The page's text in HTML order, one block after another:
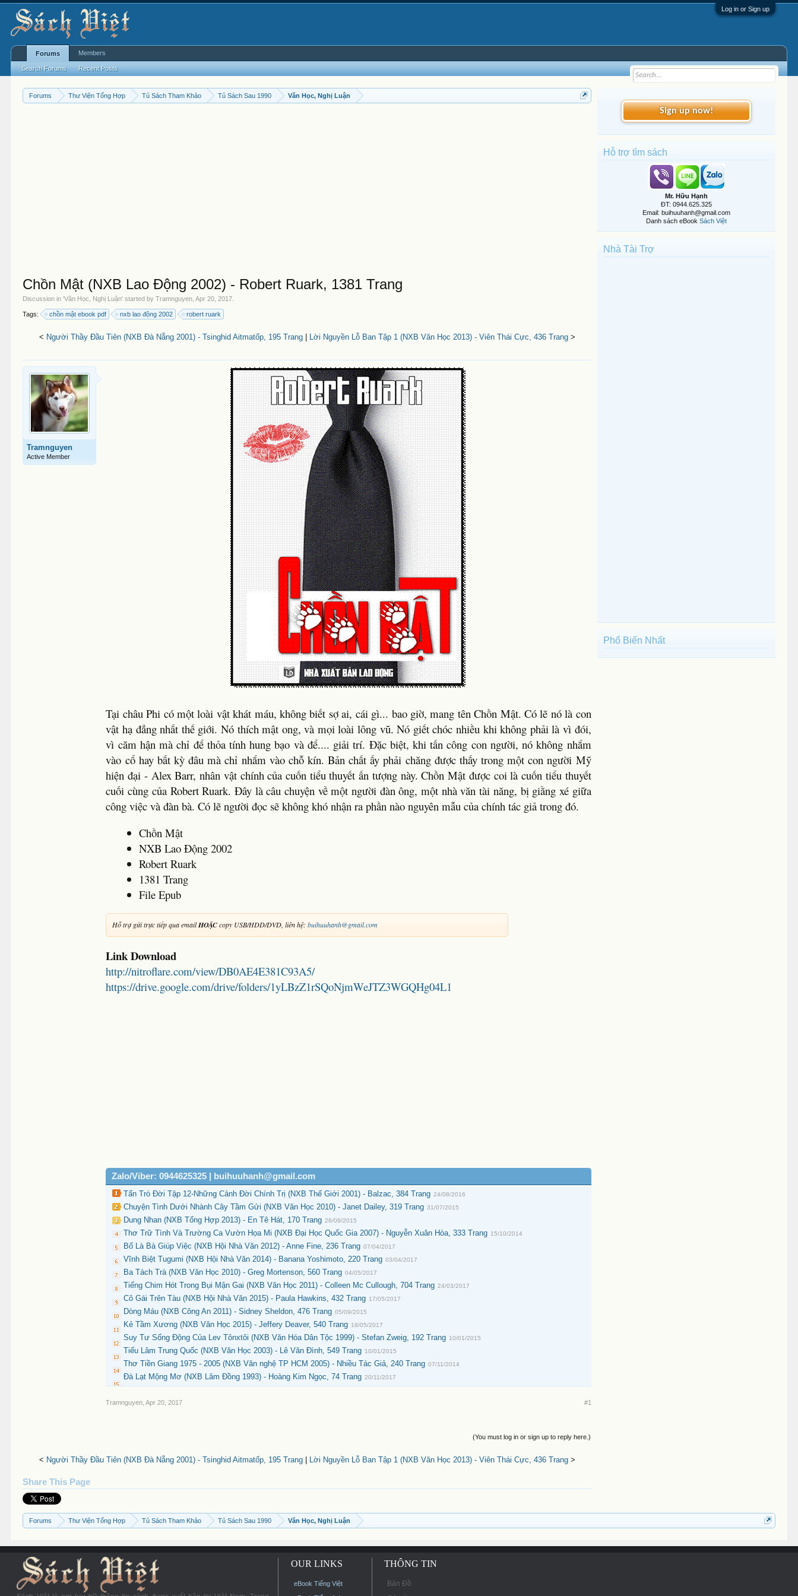
Log in or Sign up
Forums Thư Viện Tổng Hợp Tủ Sách Tham Khảo Tủ Sách Sau 1990 Văn Học, Nghị Luận
Chồn Mật (NXB Lao Động 2002) - Robert Ruark, 1381 Trang
Discussion in 'Văn Học, Nghị Luận' started byTramnguyen ,Apr 20, 2017
Tags: chồn mật ebook pdf nxb lao động 2002 robert ruark
< Người Thầy Đầu Tiên (NXB Đà Nẵng 2001) - Tsinghid Aitmatốp, 195 Trang| Lời Nguyền Lỗ Ban Tập 1 (NXB Văn Học 2013) - Viên Thái Cực, 436 Trang>
Tramnguyen
Active Member
Tại châu Phi có một loài vật khát máu, không biết sợ ai, cái gì... bao giờ, mang tên Chồn Mật. Có lẽ nó là con
vật hạ đẳng nhất thế giới. Nó thích mật ong, và mọi loài lông vũ. Nó giết chóc nhiều khi không phải là vì đói,
vì căm hận mà chỉ để thỏa tính hung bạo và để.... giải trí. Đặc biệt, khi tấn công con người, nó không nhắm
vào cổ hay bất kỳ đâu mà chỉ nhắm vào chỗ kín. Bản chất ấy phải chăng được thấy trong một con người Mỹ
hiện đại - Alex Barr, nhân vật chính của cuốn tiểu thuyết ấn tượng này. Chồn Mật được coi là cuốn tiểu thuyết
cuối cùng của Robert Ruark. Đây là câu chuyện về một người đàn ông, một nhà văn tài năng, bị giằng xé giữa
công việc và đàn bà. Có lẽ người đọc sẽ không khó nhận ra phần nào nguyên mẫu của chính tác giả trong đó.
Chồn Mật
NXB Lao Động 2002
Robert Ruark
1381 Trang
File Epub
Hỗ trợ gửi trực tiếp qua emailHOẶCcopy USB/HDD/DVD, liên hệ:buihuuhanh@gmail.com
Link Download
http://nitroflare.com/view/DB0AE4E381C93A5/
https://drive.google.com/drive/folders/1yLBzZ1rSQoNjmWeJTZ3WGQHg04L1
Zalo/Viber: 0944625325 | buihuuhanh@gmail.com
Tấn Trò Đời Tập 12-Những Cảnh Đời Chính Trị (NXB Thế Giới 2001) - Balzac, 384 Trang 24/08/2016
Chuyện Tình Dưới Nhành Cây Tầm Gửi (NXB Văn Học 2010) - Janet Dailey, 319 Trang 31/07/2015
Dung Nhan (NXB Tổng Hợp 2013) - En Tê Hát, 170 Trang 26/09/2015
Thơ Trữ Tình Và Trường Ca Vườn Họa Mi (NXB Đại Học Quốc Gia 2007) - Nguyễn Xuân Hòa, 333 Trang 15/10/2014
Bố Là Bà Giúp Việc (NXB Hội Nhà Văn 2012) - Anne Fine, 236 Trang 07/04/2017
Vĩnh Biệt Tugumi (NXB Hội Nhà Văn 2014) - Banana Yoshimoto, 220 Trang 03/04/2017
Ba Tách Trà (NXB Văn Học 2010) - Greg Mortenson, 560 Trang 04/05/2017
Tiếng Chim Hót Trong Bụi Mận Gai (NXB Văn Học 2011) - Colleen Mc Cullough, 704 Trang 24/03/2017
Cô Gái Trên Tàu (NXB Hội Nhà Văn 2015) - Paula Hawkins, 432 Trang 17/05/2017
Dòng Máu (NXB Công An 2011) - Sidney Sheldon, 476 Trang 05/09/2015
Kẻ Tầm Xương (NXB Văn Học 2015) - Jeffery Deaver, 540 Trang 18/05/2017
Suy Tư Sống Động Của Lev Tônxtôi (NXB Văn Hóa Dân Tộc 1999) - Stefan Zweig, 192 Trang 10/01/2015
Tiếu Lâm Trung Quốc (NXB Văn Học 2003) - Lê Văn Đình, 549 Trang 10/01/2015
Thơ Tiền Giang 1975 - 2005 (NXB Văn nghệ TP HCM 2005) - Nhiều Tác Giả, 240 Trang 07/11/2014
Đà Lạt Mộng Mơ (NXB Lâm Đồng 1993) - Hoàng Kim Ngọc, 74 Trang 20/11/2017
Tramnguyen Apr 20, 2017 #1
(You must log in or sign up to reply here.)
< Người Thầy Đầu Tiên (NXB Đà Nẵng 2001) - Tsinghid Aitmatốp, 195 Trang| Lời Nguyền Lỗ Ban Tập 1 (NXB Văn Học 2013) - Viên Thái Cực, 436 Trang>
Share This Page
Sign up now!
Hỗ trợ tìm sách
Mr. Hữu Hạnh
ĐT: 0944.625.325
Email: buihuuhanh@gmail.com
Danh sách eBook Sách Việt
Nhà Tài Trợ
Phổ Biến Nhất
Forums Thư Viện Tổng Hợp Tủ Sách Tham Khảo Tủ Sách Sau 1990 Văn Học, Nghị Luận
Forums
Search Forums Recent Posts
Members
OUR LINKS
eBook Tiếng Việt
THÔNG TIN
Bản Đồ